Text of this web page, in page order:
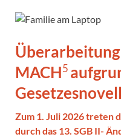
MACH5
Zum 1. Juli 2026 treten
durch das 13. SGB II-